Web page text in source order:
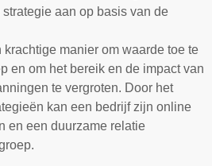
aan op basis van de
manier om waarde toe te
en om het bereik en de impact van
te vergroten. Door het
kan een bedrijf zijn online
en een duurzame relatie